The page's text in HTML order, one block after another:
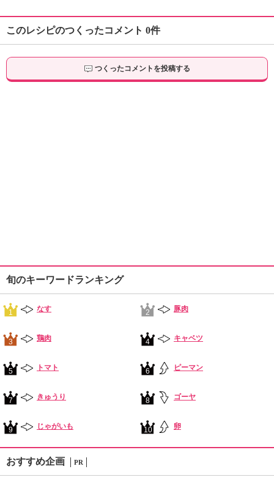
このレシピのつくったコメント 0件
つくったコメントを投稿する
旬のキーワードランキング
1 なす 2 豚肉
3 鶏肉 4 キャベツ
5 トマト 6 ピーマン
7 きゅうり 8 ゴーヤ
9 じゃがいも 10 卵
おすすめ企画 PR